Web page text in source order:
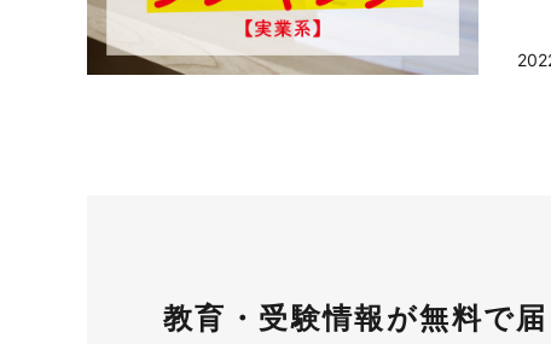
教育・受験情報が無料で届